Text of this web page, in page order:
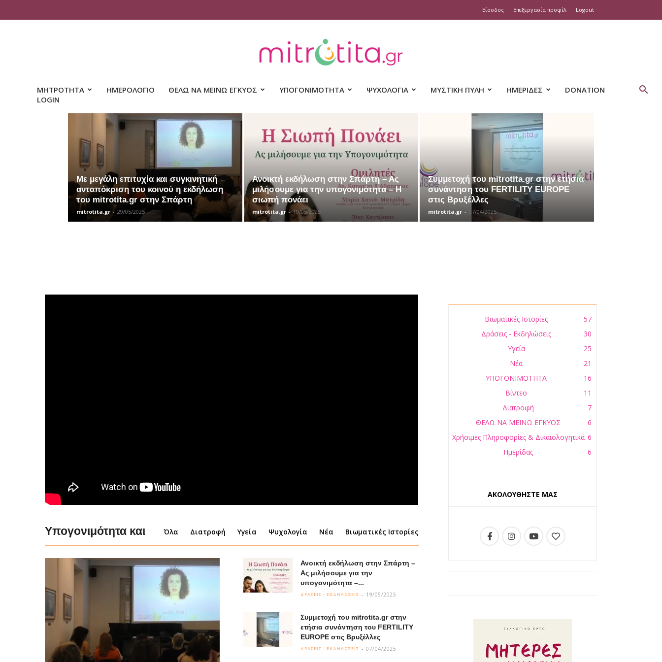
Είσοδος Επεξεργασία προφίλ Logout
ΜΗΤΡΟΤΗΤΑ ΗΜΕΡΟΛΟΓΙΟ ΘΕΛΩ ΝΑ ΜΕΙΝΩ ΕΓΚΥΟΣ ΥΠΟΓΟΝΙΜΟΤΗΤΑ ΨΥΧΟΛΟΓΙΑ ΜΥΣΤΙΚΗ ΠΥΛΗ ΗΜΕΡΙΔΕΣ
DONATION
LOGIN
Με μεγάλη επιτυχία και συγκινητική
ανταπόκριση του κοινού η εκδήλωση
του mitrotita.gr στην Σπάρτη
mitrotita.gr - 29/05/2025
Ανοικτή εκδήλωση στην Σπάρτη – Ας
μιλήσουμε για την υπογονιμότητα – Η
σιωπή πονάει
mitrotita.gr - 19/05/2025
Συμμετοχή του mitrotita.gr στην ετήσια
συνάντηση του FERTILITY EUROPE
στις Βρυξέλλες
mitrotita.gr - 07/04/2025
Υπογονιμότητα και Όλα Διατροφή Υγεία Ψυχολογία Νέα Βιωματικές Ιστορίες
Ανοικτή εκδήλωση στην Σπάρτη –
Ας μιλήσουμε για την
υπογονιμότητα –...
ΔΡΑΣΕΙΣ - ΕΚΔΗΛΩΣΕΙΣ 19/05/2025
Συμμετοχή του mitrotita.gr στην
ετήσια συνάντηση του FERTILITY
EUROPE στις Βρυξέλλες
ΔΡΑΣΕΙΣ - ΕΚΔΗΛΩΣΕΙΣ 07/04/2025
Βιωματικές Ιστορίες
57
Δράσεις - Εκδηλώσεις
30
Υγεία
25
Νέα
21
ΥΠΟΓΟΝΙΜΟΤΗΤΑ
16
Βίντεο
11
Διατροφή
7
ΘΕΛΩ ΝΑ ΜΕΙΝΩ ΕΓΚΥΟΣ
6
Χρήσιμες Πληροφορίες & Δικαιολογητικά 6
Ημερίδας
6
ΑΚΟΛΟΥΘΗΣΤΕ ΜΑΣ